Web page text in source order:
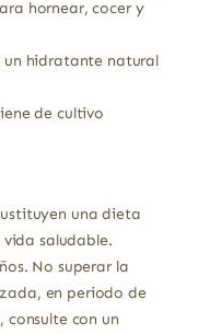
hornear, cocer y
un hidratante natural
de cultivo
una dieta
saludable.
No superar la
en periodo de
con un